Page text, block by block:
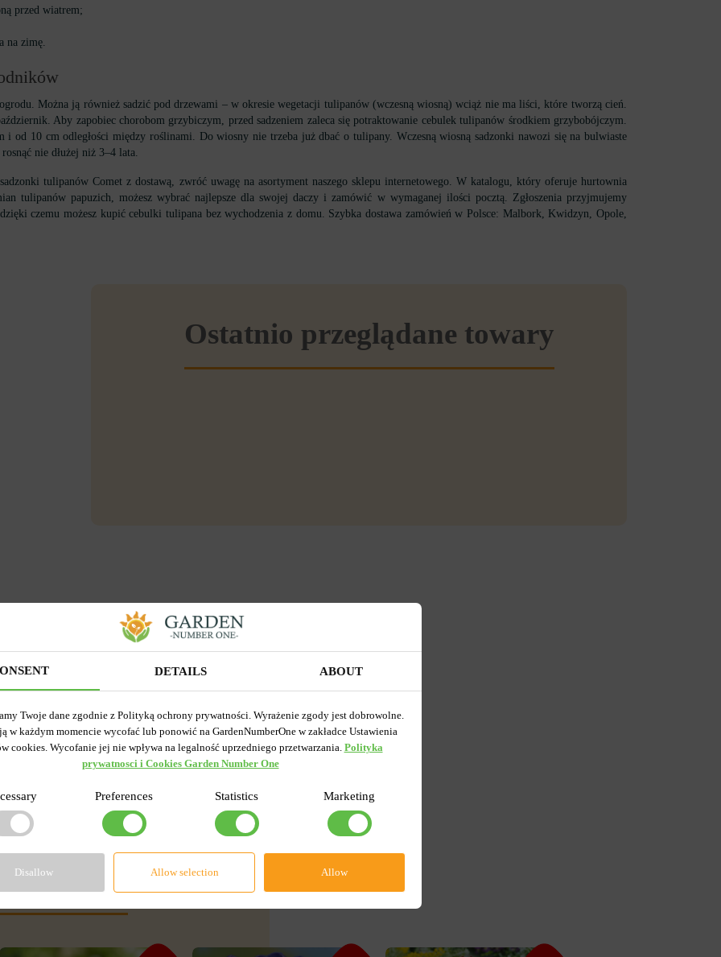
przed wiatrem;
na zimę.
Można ją również sadzić pod drzewami – w okresie wegetacji tulipanów (wczesną wiosną) wciąż nie ma liści, które tworzą cień.
Aby zapobiec chorobom grzybiczym, przed sadzeniem zaleca się potraktowanie cebulek tulipanów środkiem grzybobójczym.
i od 10 cm odległości między roślinami. Do wiosny nie trzeba już dbać o tulipany. Wczesną wiosną sadzonki nawozi się na bulwiaste
nie dłużej niż 3–4 lata.
tulipanów Comet z dostawą, zwróć uwagę na asortyment naszego sklepu internetowego. W katalogu, który oferuje hurtownia
tulipanów papuzich, możesz wybrać najlepsze dla swojej daczy i zamówić w wymaganej ilości pocztą. Zgłoszenia przyjmujemy
czemu możesz kupić cebulki tulipana bez wychodzenia z domu. Szybka dostawa zamówień w Polsce: Malbork, Kwidzyn, Opole,
Ostatnio przeglądane towary
DETAILS ABOUT
Twoje dane zgodnie z Polityką ochrony prywatności. Wyrażenie zgody jest dobrowolne.
w każdym momencie wycofać lub ponowić na GardenNumberOne w zakładce Ustawienia
cookies. Wycofanie jej nie wpływa na legalność uprzedniego przetwarzania. Polityka
prywatnosci i Cookies Garden Number One
Preferences Statistics Marketing
Disallow Allow selection Allow